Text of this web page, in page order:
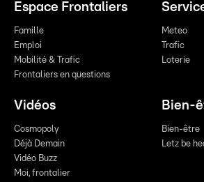
Espace Frontaliers
Famille
Emploi
Mobilité & Trafic
Frontaliers en questions
Meteo
Trafic
Loterie
Vidéos
Cosmopoly
Déjà Demain
Vidéo Buzz
Moi, frontalier
Bien-
Bien-être
Letz be